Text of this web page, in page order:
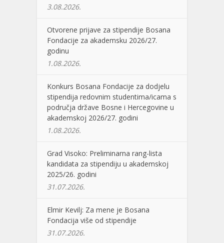
3.08.2026.
Otvorene prijave za stipendije Bosana
Fondacije za akademsku 2026/27.
godinu
1.08.2026.
Konkurs Bosana Fondacije za dodjelu
stipendija redovnim studentima/icama s
područja države Bosne i Hercegovine u
akademskoj 2026/27. godini
1.08.2026.
Grad Visoko: Preliminarna rang-lista
kandidata za stipendiju u akademskoj
2025/26. godini
31.07.2026.
Elmir Kevilj: Za mene je Bosana
Fondacija više od stipendije
31.07.2026.